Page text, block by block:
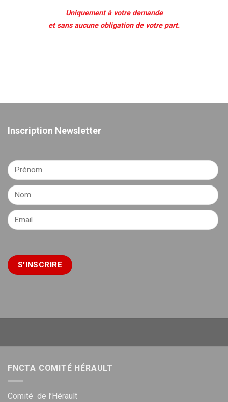
Uniquement à votre demande
et sans aucune obligation de votre part.
Inscription Newsletter
FNCTA COMITÉ HÉRAULT
Comité de l’Hérault